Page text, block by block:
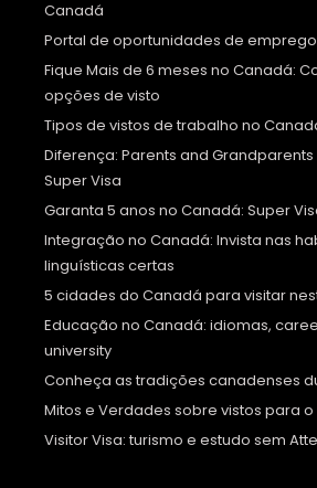
Canadá
Portal de oportunidades de emprego
Fique Mais de 6 meses no Canadá:
opções de visto
Tipos de vistos de trabalho no
Diferença: Parents and Grandparents
Super Visa
Garanta 5 anos no Canadá: Super
Integração no Canadá: Invista nas
linguísticas certas
5 cidades do Canadá para visitar
Educação no Canadá: idiomas,
university
Conheça as tradições canadenses
Mitos e Verdades sobre vistos para
Visitor Visa: turismo e estudo sem